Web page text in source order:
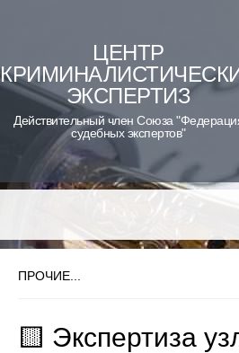
content
ЦЕНТР
ЭКСПЕРТИЗ
Действительный член Союза
судебных экспертов"
ПРОЧИЕ...
🟨 Экспертиза